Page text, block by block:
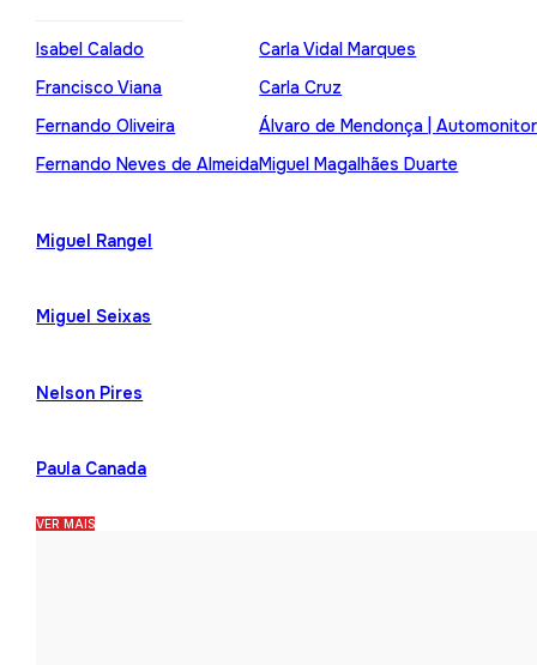
Isabel Calado
Francisco Viana
Fernando Oliveira
Fernando Neves de Almeida
Carla Vidal Marques
Carla Cruz
Álvaro de Mendonça | Automonitor
Miguel Magalhães Duarte
Miguel Rangel
Miguel Seixas
Nelson Pires
Paula Canada
VER MAIS